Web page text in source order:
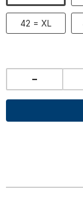
42 = XL
-